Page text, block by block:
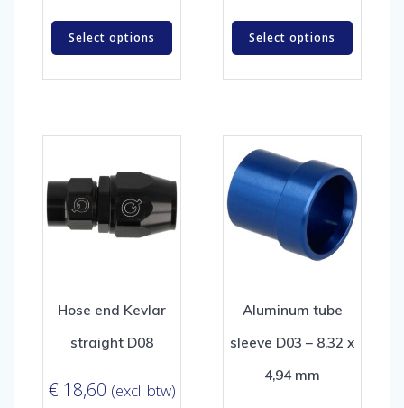
Select options Select options
Hose end Kevlar
straight D08
€ 18,60 (excl. btw)
Aluminum tube
sleeve D03 – 8,32 x
4,94 mm